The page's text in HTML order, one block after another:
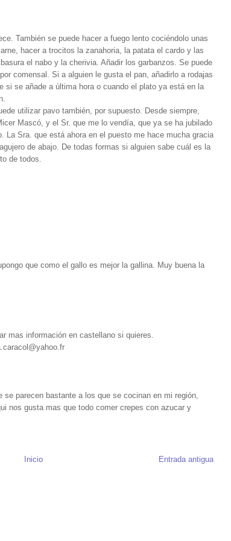
También se puede hacer a fuego lento cociéndolo unas
hacer a trocitos la zanahoria, la patata el cardo y las
el nabo y la cherivia. Añadir los garbanzos. Se puede
comensal. Si a alguien le gusta el pan, añadirlo a rodajas
si se añade a última hora o cuando el plato ya está en la
utilizar pavo también, por supuesto. Desde siempre,
Mascó, y el Sr. que me lo vendía, que ya se ha jubilado
La Sra. que está ahora en el puesto me hace mucha gracia
de abajo. De todas formas si alguien sabe cuál es la
de todos.
que como el gallo es mejor la gallina. Muy buena la
mas información en castellano si quieres.
parecen bastante a los que se cocinan en mi región,
nos gusta mas que todo comer crepes con azucar y
Entrada antigua
Inicio